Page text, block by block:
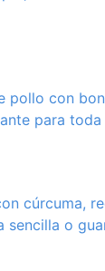
pollo con
para toda
cúrcuma,
sencilla o